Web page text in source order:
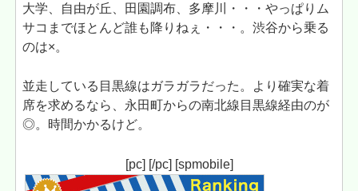
大学、自由が丘、田園調布、多摩川・・・やっぱりム
サコまでほとんど誰も降りねぇ・・・。渋谷から乗る
のは×。
並走している目黒線はガラガラだった。より確実な着
席を求めるなら、永田町からの南北線目黒線経由のが
◎。時間かかるけど。
[pc] [/pc] [spmobile]